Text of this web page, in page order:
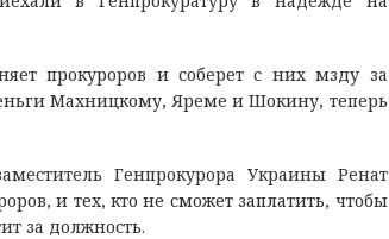
прокуроров и соберет с них мзду за
Махницкому, Яреме и Шокину, теперь
Генпрокурора Украины Ренат
и тех, кто не сможет заплатить, чтобы
за должность.